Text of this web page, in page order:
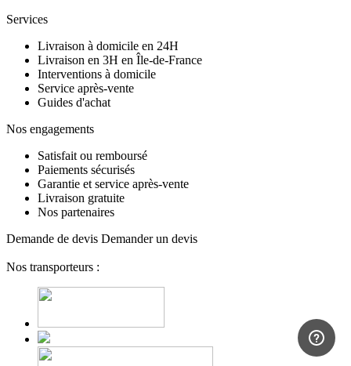
Services
Livraison à domicile en 24H
Livraison en 3H en Île-de-France
Interventions à domicile
Service après-vente
Guides d'achat
Nos engagements
Satisfait ou remboursé
Paiements sécurisés
Garantie et service après-vente
Livraison gratuite
Nos partenaires
Demande de devis Demander un devis
Nos transporteurs :